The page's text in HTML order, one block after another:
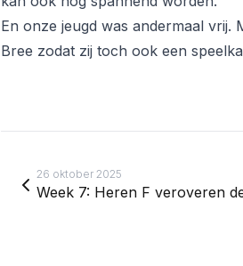
En onze jeugd was andermaal vrij.
Bree zodat zij toch ook een
26 oktober 2025
Week 7: Heren F veroveren